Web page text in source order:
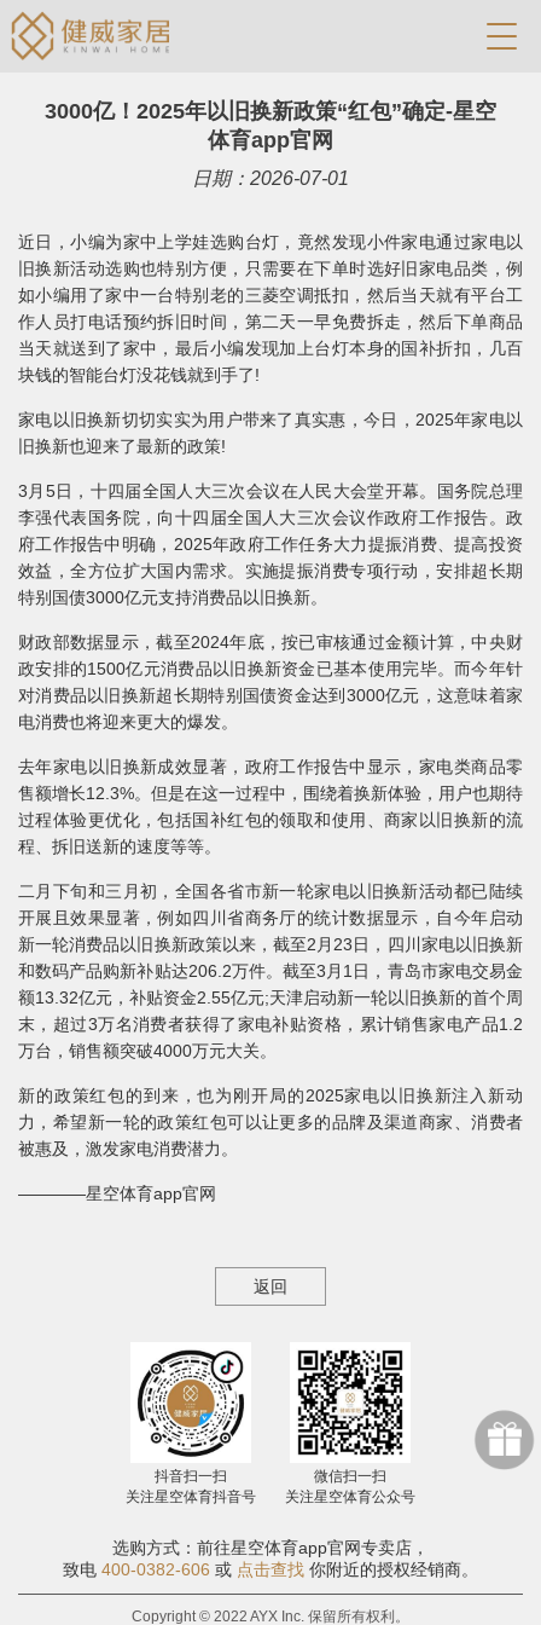
3000亿！2025年以旧换新政策“红包”确定-星空
体育app官网
日期：2026-07-01
近日，小编为家中上学娃选购台灯，竟然发现小件家电通过家电以
旧换新活动选购也特别方便，只需要在下单时选好旧家电品类，例
如小编用了家中一台特别老的三菱空调抵扣，然后当天就有平台工
作人员打电话预约拆旧时间，第二天一早免费拆走，然后下单商品
当天就送到了家中，最后小编发现加上台灯本身的国补折扣，几百
块钱的智能台灯没花钱就到手了!
家电以旧换新切切实实为用户带来了真实惠，今日，2025年家电以
旧换新也迎来了最新的政策!
3月5日，十四届全国人大三次会议在人民大会堂开幕。国务院总理
李强代表国务院，向十四届全国人大三次会议作政府工作报告。政
府工作报告中明确，2025年政府工作任务大力提振消费、提高投资
效益，全方位扩大国内需求。实施提振消费专项行动，安排超长期
特别国债3000亿元支持消费品以旧换新。
财政部数据显示，截至2024年底，按已审核通过金额计算，中央财
政安排的1500亿元消费品以旧换新资金已基本使用完毕。而今年针
对消费品以旧换新超长期特别国债资金达到3000亿元，这意味着家
电消费也将迎来更大的爆发。
去年家电以旧换新成效显著，政府工作报告中显示，家电类商品零
售额增长12.3%。但是在这一过程中，围绕着换新体验，用户也期待
过程体验更优化，包括国补红包的领取和使用、商家以旧换新的流
程、拆旧送新的速度等等。
二月下旬和三月初，全国各省市新一轮家电以旧换新活动都已陆续
开展且效果显著，例如四川省商务厅的统计数据显示，自今年启动
新一轮消费品以旧换新政策以来，截至2月23日，四川家电以旧换新
和数码产品购新补贴达206.2万件。截至3月1日，青岛市家电交易金
额13.32亿元，补贴资金2.55亿元;天津启动新一轮以旧换新的首个周
末，超过3万名消费者获得了家电补贴资格，累计销售家电产品1.2
万台，销售额突破4000万元大关。
新的政策红包的到来，也为刚开局的2025家电以旧换新注入新动
力，希望新一轮的政策红包可以让更多的品牌及渠道商家、消费者
被惠及，激发家电消费潜力。
————星空体育app官网
返回
抖音扫一扫
关注星空体育抖音号
微信扫一扫
关注星空体育公众号
选购方式：前往星空体育app官网专卖店，
致电 400-0382-606 或 点击查找 你附近的授权经销商。
Copyright © 2022 AYX Inc. 保留所有权利。